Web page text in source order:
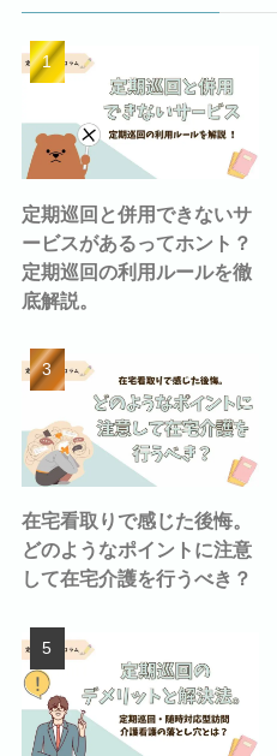
定期巡回と併用できないサ
ービスがあるってホント？
定期巡回の利用ルールを徹
底解説。
在宅看取りで感じた後悔。
どのようなポイントに注意
して在宅介護を行うべき？